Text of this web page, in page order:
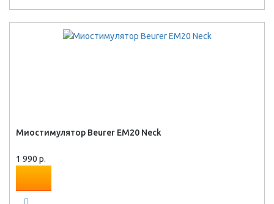
Миостимулятор Beurer EM20 Neck
1 990 р.